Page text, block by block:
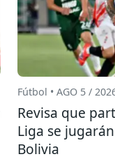
Fútbol • AGO 5 /
Revisa que
Liga se
Bolivia